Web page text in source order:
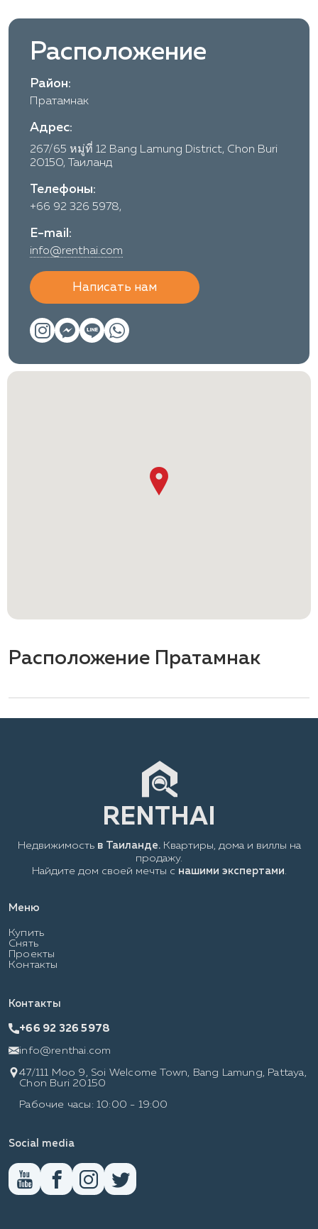
Расположение
Район:
Пратамнак
Адрес:
267/65 หมู่ที่ 12 Bang Lamung District, Chon Buri
20150, Таиланд
Телефоны:
+66 92 326 5978,
E-mail:
info@renthai.com
Написать нам
Расположение Пратамнак
Меню
Купить
Снять
Проекты
Контакты
Недвижимость в Таиланде.Квартиры, дома и виллы на
продажу.
Найдите дом своей мечты с нашими экспертами.
Контакты
+66 92 326 5978
info@renthai.com
47/111 Moo 9, Soi Welcome Town, Bang Lamung, Pattaya,
Chon Buri 20150
Рабочие часы: 10:00 - 19:00
Social media